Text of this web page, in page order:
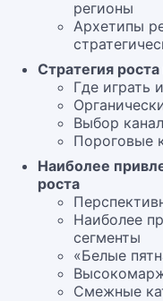
регионы
Архетипы
Стратегия
Где играть
Выбор
Пороговые
Наиболее
роста
Наиболее
сегменты
«Белые
Смежные